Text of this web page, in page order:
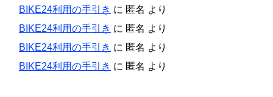
BIKE24利用の手引き に 匿名 より
BIKE24利用の手引き に 匿名 より
BIKE24利用の手引き に 匿名 より
BIKE24利用の手引き に 匿名 より